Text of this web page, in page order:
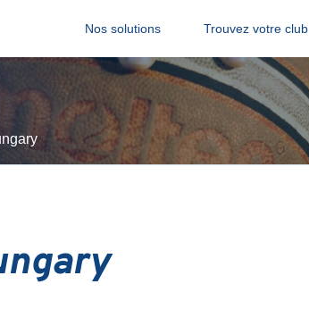
Nos solutions Trouvez votre club